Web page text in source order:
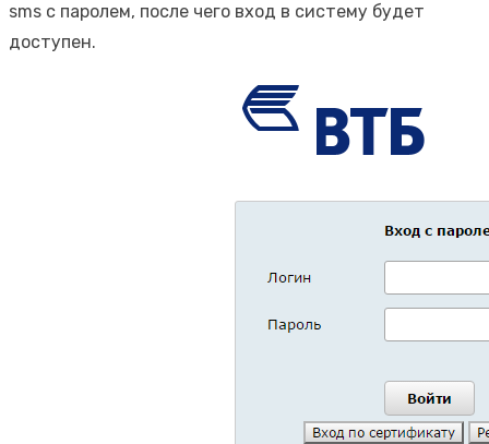
sms с паролем, после чего вход в систему будет
доступен.